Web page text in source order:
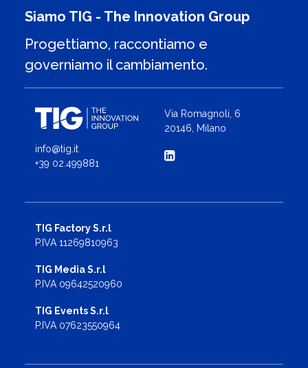
Siamo TIG - The Innovation Group
Progettiamo, raccontiamo e
governiamo il cambiamento.
info@tig.it
+39 02.499881
Via Romagnoli, 6
20146, Milano
TIG Factory S.r.l
P.IVA 11269810963
TIG Media S.r.l
P.IVA 09642520960
TIG Events S.r.l
P.IVA 07623550964